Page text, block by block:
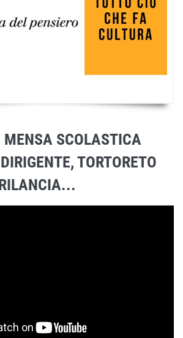
MENSA SCOLASTICA
TORTORETO